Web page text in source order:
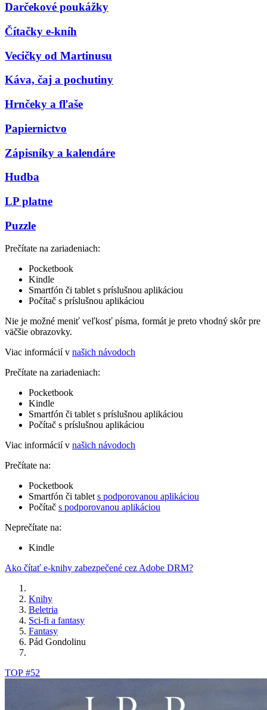
Darčekové poukážky
Čítačky e-kníh
Vecičky od Martinusu
Káva, čaj a pochutiny
Hrnčeky a fľaše
Papiernictvo
Zápisníky a kalendáre
Hudba
LP platne
Puzzle
Prečítate na zariadeniach:
Pocketbook
Kindle
Smartfón či tablet s príslušnou aplikáciou
Počítač s príslušnou aplikáciou
Nie je možné meniť veľkosť písma, formát je preto vhodný skôr pre
väčšie obrazovky.
Viac informácií v našich návodoch
Prečítate na zariadeniach:
Pocketbook
Kindle
Smartfón či tablet s príslušnou aplikáciou
Počítač s príslušnou aplikáciou
Viac informácií v našich návodoch
Prečítate na:
Pocketbook
Smartfón či tablet s podporovanou aplikáciou
Počítač s podporovanou aplikáciou
Neprečítate na:
Kindle
Ako čítať e-knihy zabezpečené cez Adobe DRM?
Knihy
Beletria
Sci-fi a fantasy
Fantasy
Pád Gondolinu
TOP #52